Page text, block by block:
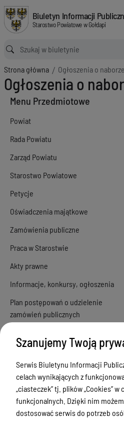
Ogłoszenia o naborze
Biuletyn Informacji Publicznej Starostwo
Biuletyn Informacji
Starostwo Powiatowe w Gołdapi
Ścieżka powrotu
Strona główna Ogłoszenia o naborze
Ogłoszenia o
Menu Przedmiotowe
Powiat
Rada Powiatu
Zarząd Powiatu
Starostwo Powiatowe
Petycje
Oświadczenia majątkowe
Zamówienia publiczne
Praca w Starostwie
Akty prawne
Informacje, konkursy, ogłoszenia
Plan postępowań o udzielenie
zamówień publicznych
Menu Podmiotowe
Gołdapskim
Wykazy danych o dokumentach
zawierających informacje o
i jego ochronie
Szanujemy Twoją
Serwis Biuletynu Informacji
celach wynikających z
„ciasteczek” tj. plików „Cookies”
funkcjonalnych. Dzięki nim
dostosować serwis do potrzeb